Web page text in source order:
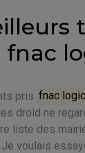
fnac
pris fnac
droid ne
liste des
voulais